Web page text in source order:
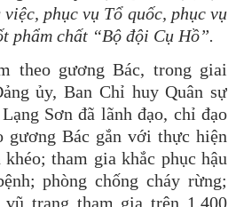
phục vụ Tổ quốc, phục vụ
phẩm chất “Bộ đội Cụ Hồ”.
theo gương Bác, trong giai
ủy, Ban Chỉ huy Quân sự
Sơn đã lãnh đạo, chỉ đạo
gương Bác gắn với thực hiện
tham gia khắc phục hậu
phòng chống cháy rừng;
vũ trang tham giatrên 1.400